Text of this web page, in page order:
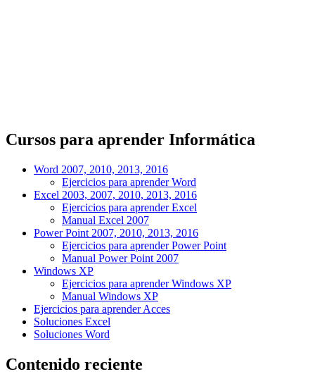
Cursos para aprender Informática
Word 2007, 2010, 2013, 2016
Ejercicios para aprender Word
Excel 2003, 2007, 2010, 2013, 2016
Ejercicios para aprender Excel
Manual Excel 2007
Power Point 2007, 2010, 2013, 2016
Ejercicios para aprender Power Point
Manual Power Point 2007
Windows XP
Ejercicios para aprender Windows XP
Manual Windows XP
Ejercicios para aprender Acces
Soluciones Excel
Soluciones Word
Contenido reciente